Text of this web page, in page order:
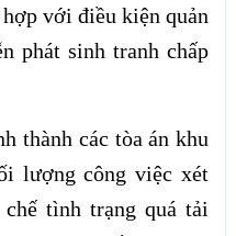
với điều kiện quản
phát sinh tranh chấp
thành các tòa án khu
lượng công việc xét
tình trạng quá tải